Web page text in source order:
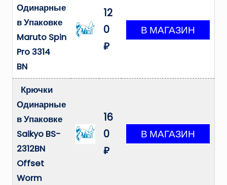
Одинарные
в Упаковке
Maruto Spin
Pro 3314
BN
12
0
₽
Крючки
Одинарные
в Упаковке
Saikyo BS-
2312BN
Offset
Worm
16
0
₽